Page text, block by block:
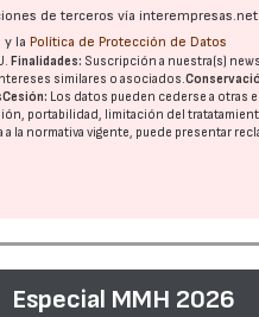
de terceros vía interempresas.net
y la Política de Protección de Datos
Finalidades: Suscripción a nuestra(s)
similares o asociados.
Cesión: Los datos pueden cederse a otras
portabilidad, limitación del
la normativa vigente, puede presentar
Especial MMH 2026